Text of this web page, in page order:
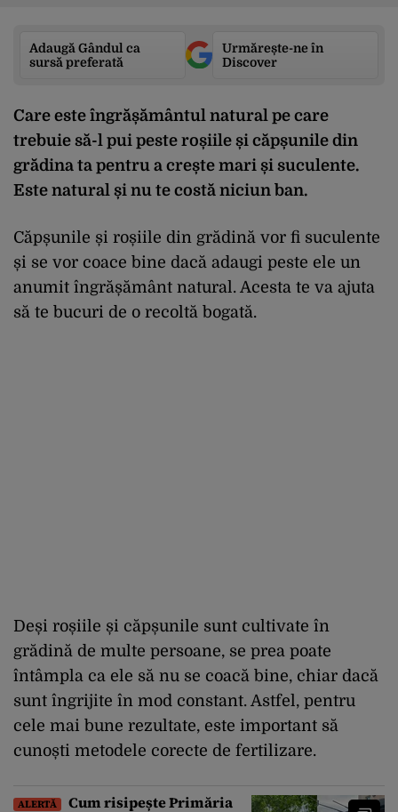
Adaugă Gândul ca
sursă preferată
Urmărește-ne în
Discover
Care este îngrășământul natural pe care
trebuie să-l pui peste roșiile și căpșunile din
grădina ta pentru a crește mari și suculente.
Este natural și nu te costă niciun ban.
Căpșunile și roșiile din grădină vor fi suculente
și se vor coace bine dacă adaugi peste ele un
anumit îngrășământ natural. Acesta te va ajuta
să te bucuri de o recoltă bogată.
Deși roșiile și căpșunile sunt cultivate în
grădină de multe persoane, se prea poate
întâmpla ca ele să nu se coacă bine, chiar dacă
sunt îngrijite în mod constant. Astfel, pentru
cele mai bune rezultate, este important să
cunoști metodele corecte de fertilizare.
ALERTĂ
Cum risipește Primăria